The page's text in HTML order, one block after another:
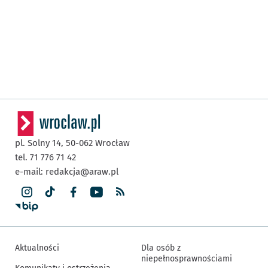
pl. Solny 14, 50-062 Wrocław
tel. 71 776 71 42
e-mail: redakcja@araw.pl
Aktualności
Dla osób z
niepełnosprawnościami